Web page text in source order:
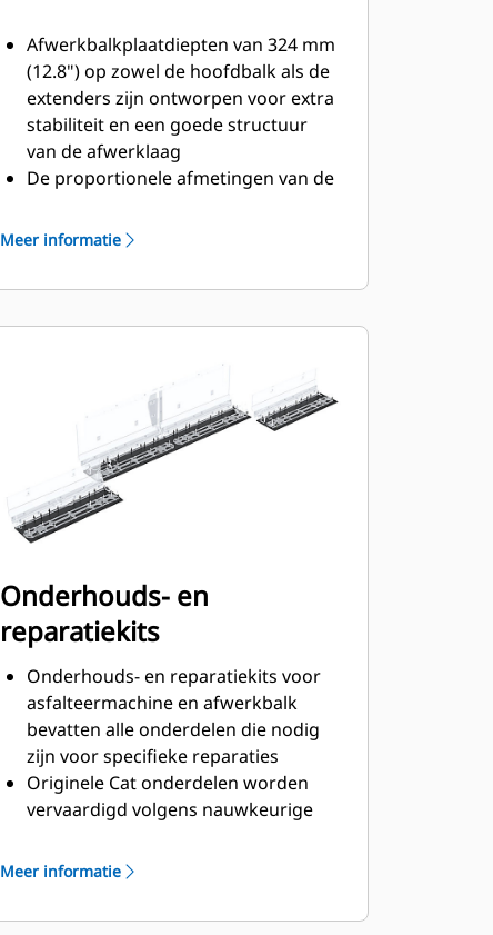
Afwerkbalkplaatdiepten van 324 mm
(12.8") op zowel de hoofdbalk als de
extenders zijn ontworpen voor extra
stabiliteit en een goede structuur
van de afwerklaag
De proportionele afmetingen van de
gemonteerde extenders zijn
materiaalstroom en een consistente
zorgt voor een soepele aanpassing
bij de overgang tussen
asfalteerbreedten
De bedieningsconsoles voor de
afwerkbalk zijn uitgerust met een
menghoogteverstelfunctie voor de
vijzels, om de materiaalstroom te
kunnen aanpassen
De optionele verwarmde
eindpoorten helpt voorkomen dat
materiaal blijft kleven, voor betere
aansluitingen
Meer informatie
Onderhouds- en
reparatiekits
Onderhouds- en reparatiekits voor
asfalteermachine en afwerkbalk
bevatten alle onderdelen die nodig
zijn voor specifieke reparaties
Originele Cat onderdelen worden
vervaardigd volgens nauwkeurige
optimale prestaties en maximale
Reparatiekits worden aangeduid met
Meer informatie